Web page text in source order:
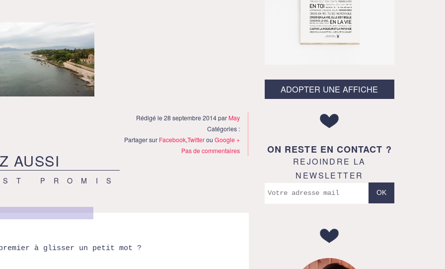
Rédigé le 28 septembre 2014 par May
Catégories :
Partager sur Facebook,TwitterouGoogle +
Pas de commentaires
AUSSI
PROMIS
à glisser un petit mot ?
ADOPTER UNE AFFICHE
ON RESTE EN CONTACT ?
REJOINDRE LA
NEWSLETTER